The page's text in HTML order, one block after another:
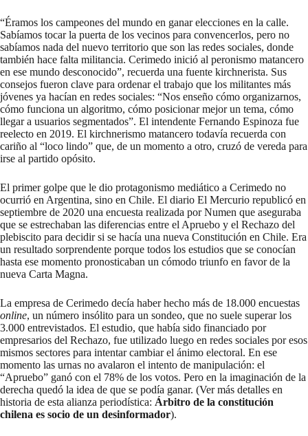
“Éramos los campeones del mundo en ganar elecciones en la calle.
Sabíamos tocar la puerta de los vecinos para convencerlos, pero no
sabíamos nada del nuevo territorio que son las redes sociales, donde
también hace falta militancia. Cerimedo inició al peronismo matancero
en ese mundo desconocido”, recuerda una fuente kirchnerista. Sus
consejos fueron clave para ordenar el trabajo que los militantes más
jóvenes ya hacían en redes sociales: “Nos enseño cómo organizarnos,
cómo funciona un algoritmo, cómo posicionar mejor un tema, cómo
llegar a usuarios segmentados”. El intendente Fernando Espinoza fue
reelecto en 2019. El kirchnerismo matancero todavía recuerda con
cariño al “loco lindo” que, de un momento a otro, cruzó de vereda para
irse al partido opósito.
El primer golpe que le dio protagonismo mediático a Cerimedo no
ocurrió en Argentina, sino en Chile. El diario El Mercurio republicó en
septiembre de 2020 una encuesta realizada por Numen que aseguraba
que se estrechaban las diferencias entre el Apruebo y el Rechazo del
plebiscito para decidir si se hacía una nueva Constitución en Chile. Era
un resultado sorprendente porque todos los estudios que se conocían
hasta ese momento pronosticaban un cómodo triunfo en favor de la
nueva Carta Magna.
La empresa de Cerimedo decía haber hecho más de 18.000 encuestas
online, un número insólito para un sondeo, que no suele superar los
3.000 entrevistados. El estudio, que había sido financiado por
empresarios del Rechazo, fue utilizado luego en redes sociales por esos
mismos sectores para intentar cambiar el ánimo electoral. En ese
momento las urnas no avalaron el intento de manipulación: el
“Apruebo” ganó con el 78% de los votos. Pero en la imaginación de la
derecha quedó la idea de que se podía ganar. (Ver más detalles en
historia de esta alianza periodística: Árbitro de la constitución
chilena es socio de un desinformador).